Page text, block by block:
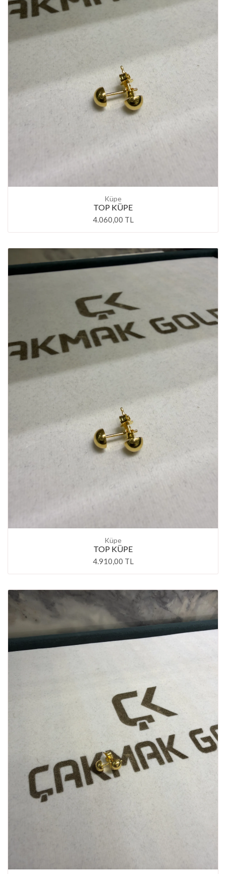
Küpe
TOP KÜPE
4.060,00 TL
Küpe
TOP KÜPE
4.910,00 TL